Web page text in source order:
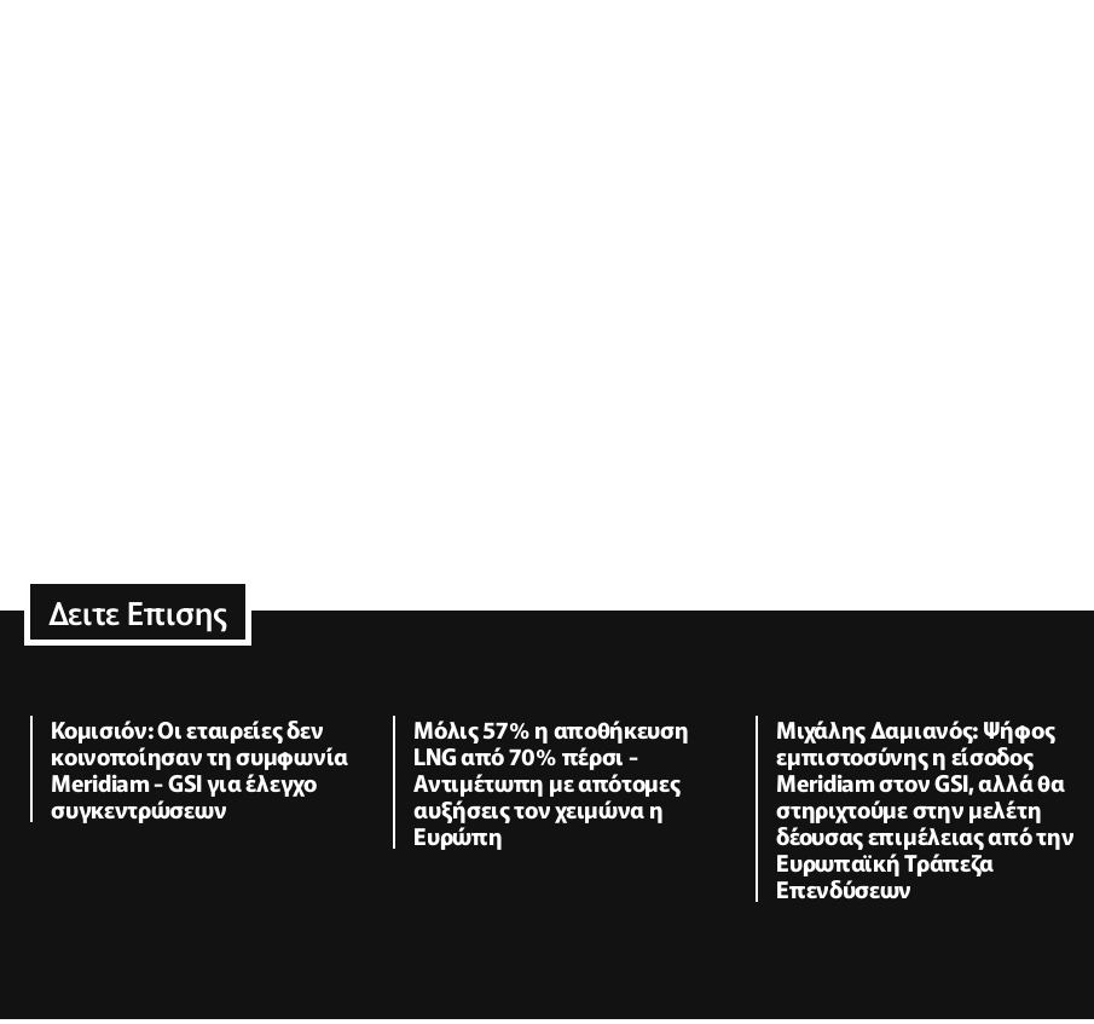
Δειτε Επισης
Κομισιόν: Οι εταιρείες δεν
κοινοποίησαν τη συμφωνία
Meridiam - GSI για έλεγχο
συγκεντρώσεων
Μόλις 57% η αποθήκευση
LNG από 70% πέρσι -
Αντιμέτωπη με απότομες
αυξήσεις τον χειμώνα η
Ευρώπη
Μιχάλης Δαμιανός: Ψήφος
εμπιστοσύνης η είσοδος
Meridiam στον GSI, αλλά θα
στηριχτούμε στην μελέτη
δέουσας επιμέλειας από την
Ευρωπαϊκή Τράπεζα
Επενδύσεων